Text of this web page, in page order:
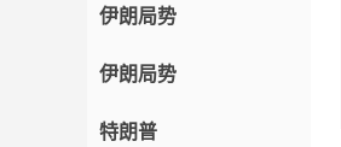
伊朗局势
伊朗局势
特朗普